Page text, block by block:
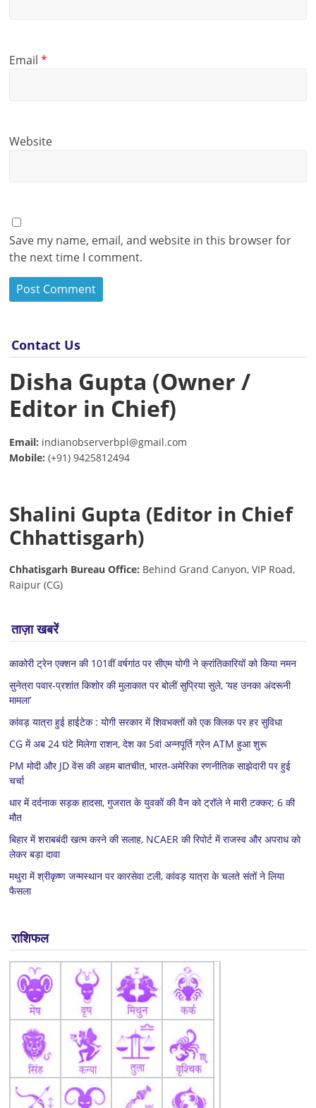
Email*
Website
Save my name, email, and website in this browser for
the next time I comment.
Contact Us
Disha Gupta (Owner /
Editor in Chief)
Email: indianobserverbpl@gmail.com
Mobile: (+91) 9425812494
Shalini Gupta (Editor in Chief
Chhattisgarh)
Chhatisgarh Bureau Office: Behind Grand Canyon, VIP Road,
Raipur (CG)
ताज़ा खबरें
काकोरी ट्रेन एक्शन की 101वीं वर्षगांठ पर सीएम योगी ने क्रांतिकारियों को किया नमन
सुनेत्रा पवार-प्रशांत किशोर की मुलाकात पर बोलीं सुप्रिया सुले, ‘यह उनका अंदरूनी
मामला’
कांवड़ यात्रा हुई हाईटेक : योगी सरकार में शिवभक्तों को एक क्लिक पर हर सुविधा
CG में अब 24 घंटे मिलेगा राशन, देश का 5वां अन्नपूर्ति ग्रेन ATM हुआ शुरू
PM मोदी और JD वेंस की अहम बातचीत, भारत-अमेरिका रणनीतिक साझेदारी पर हुई
चर्चा
धार में दर्दनाक सड़क हादसा, गुजरात के युवकों की वैन को ट्रॉले ने मारी टक्कर; 6 की
मौत
बिहार में शराबबंदी खत्म करने की सलाह, NCAER की रिपोर्ट में राजस्व और अपराध को
लेकर बड़ा दावा
मथुरा में श्रीकृष्ण जन्मस्थान पर कारसेवा टली, कांवड़ यात्रा के चलते संतों ने लिया
फैसला
राशिफल